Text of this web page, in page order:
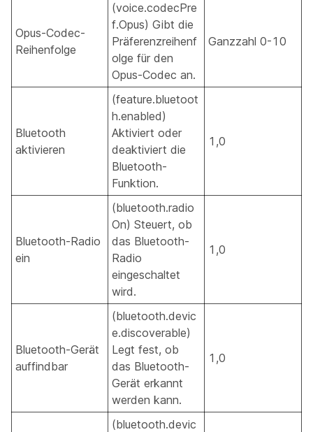
Opus-Codec-
Reihenfolge
(voice.codecPre
f.Opus) Gibt die
Präferenzreihenf
olge für den
Opus-Codec an.
Ganzzahl 0-10
Bluetooth
aktivieren
(feature.bluetoot
h.enabled)
Aktiviert oder
deaktiviert die
Bluetooth-
Funktion.
1,0
Bluetooth-Radio
ein
(bluetooth.radio
On) Steuert, ob
das Bluetooth-
Radio
eingeschaltet
wird.
1,0
Bluetooth-Gerät
auffindbar
(bluetooth.devic
e.discoverable)
Legt fest, ob
das Bluetooth-
Gerät erkannt
werden kann.
1,0
(bluetooth.devic